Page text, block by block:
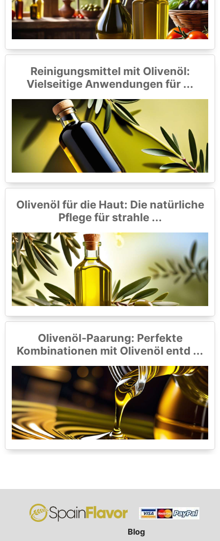
Reinigungsmittel mit Olivenöl:
Vielseitige Anwendungen für ...
Olivenöl für die Haut: Die natürliche
Pflege für strahle ...
Olivenöl-Paarung: Perfekte
Kombinationen mit Olivenöl entd ...
Blog